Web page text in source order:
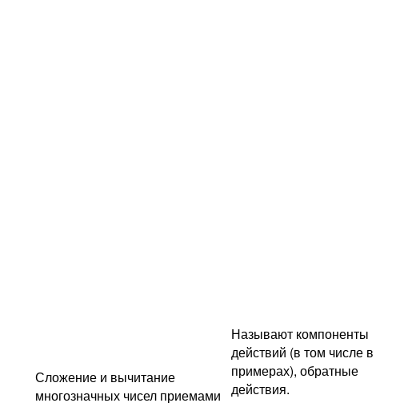
Сложение и вычитание
многозначных чисел приемами
Называют компоненты
действий (в том числе в
примерах), обратные
действия.